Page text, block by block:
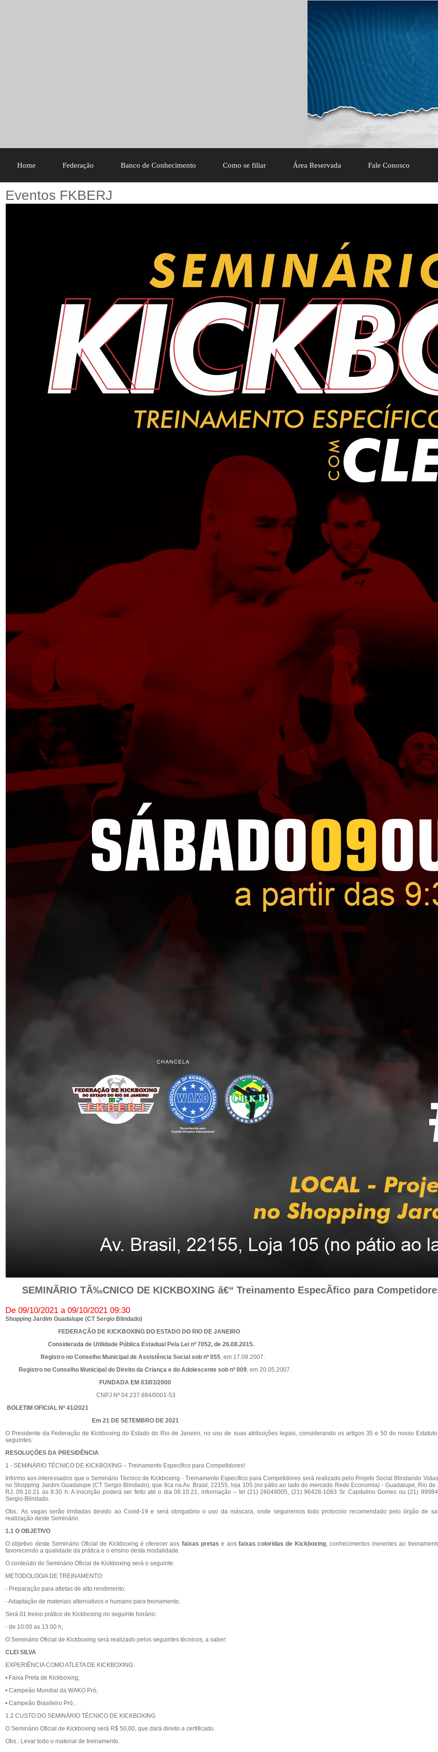
Home Federação Banco de Conhecimento Como se filiar Área Reservada Fale Conosco
Eventos FKBERJ
SEMINÃRIO TÃ‰CNICO DE KICKBOXING â€“ Treinamento EspecÃ­fico para
De 09/10/2021 a 09/10/2021 09:30
Shopping Jardim Guadalupe (CT Sergio Blindado)
FEDERAÇÃO DE KICKBOXING DO ESTADO DO RIO DE JANEIRO
Considerada de Utilidade Pública Estadual Pela Lei nº 7052, de 26.08.2015.
Registro no Conselho Municipal de Assistência Social sob nº 055, em 17.08.2007.
Registro no Conselho Municipal do Direito da Criança e do Adolescente sob nº 009, em 20.05.2007.
FUNDADA EM 03/03/2000
CNPJ Nº 04.237.884/0001-53
BOLETIM OFICIAL Nº 41/2021
Em 21 DE SETEMBRO DE 2021
O Presidente da Federação de Kickboxing do Estado do Rio de Janeiro, no uso de suas atribuições legais, considerando os artigos 35 e 50 do nosso
seguintes:
RESOLUÇÕES DA PRESIDÊNCIA
1 - SEMINÁRIO TÉCNICO DE KICKBOXING – Treinamento Específico para Competidores!
Informo aos interessados que o Seminário Técnico de Kickboxing - Treinamento Específico para Competidores será realizado pelo Projeto Social Blindando
no Shopping Jardim Guadalupe (CT Sergio Blindado), que fica na Av. Brasil, 22155, loja 105 (no pátio ao lado do mercado Rede Economia) - Guadalupe, Rio de
RJ, 09.10.21 às 9:30 h. A inscrição poderá ser feito até o dia 06.10.21, informação – tel (21) 26049005, (21) 96428-1083 Sr. Capitulino Gomes ou (21)
Sergio Blindado.
Obs.: As vagas serão limitadas devido ao Covid-19 e será obrigatório o uso da máscara, onde seguiremos todo protocolo recomendado pelo órgão de
realização deste Seminário.
1.1 O OBJETIVO
O objetivo deste Seminário Oficial de Kickboxing é oferecer aos faixas pretas e aos faixas coloridas de Kickboxing, conhecimentos inerentes ao
favorecendo a qualidade da prática e o ensino desta modalidade.
O conteúdo do Seminário Oficial de Kickboxing será o seguinte:
METODOLOGIA DE TREINAMENTO:
- Preparação para atletas de alto rendimento.
- Adaptação de materiais alternativos e humano para treinamento.
Será 01 treino prático de Kickboxing no seguinte horário:
- de 10:00 as 13:00 h;
O Seminário Oficial de Kickboxing será realizado pelos seguintes técnicos, a saber:
CLEI SILVA
EXPERIÊNCIA COMO ATLETA DE KICKBOXING:
• Faixa Preta de Kickboxing;
• Campeão Mundial da WAKO Pró;
• Campeão Brasileiro Pró; .
1.2 CUSTO DO SEMINÁRIO TÉCNICO DE KICKBOXING
O Seminário Oficial de Kickboxing será R$ 50,00, que dará direito a certificado.
Obs.: Levar todo o material de treinamento.